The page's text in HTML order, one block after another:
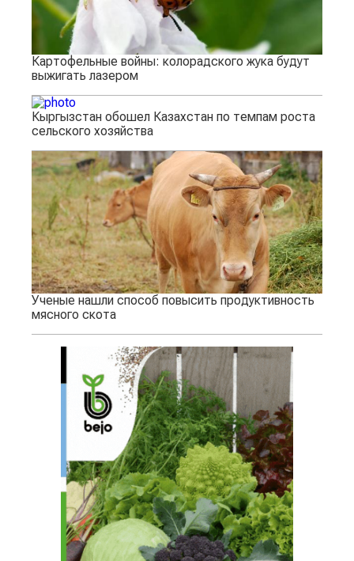
Картофельные войны: колорадского жука будут
выжигать лазером
Кыргызстан обошел Казахстан по темпам роста
сельского хозяйства
Ученые нашли способ повысить продуктивность
мясного скота